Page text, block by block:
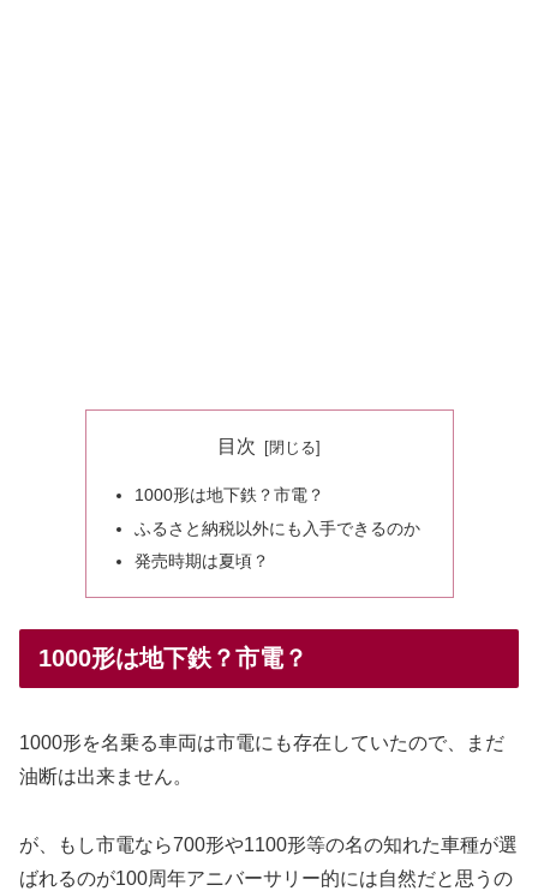
目次
1000形は地下鉄？市電？
ふるさと納税以外にも入手できるのか
発売時期は夏頃？
1000形は地下鉄？市電？
1000形を名乗る車両は市電にも存在していたので、まだ
油断は出来ません。
が、もし市電なら700形や1100形等の名の知れた車種が選
ばれるのが100周年アニバーサリー的には自然だと思うの